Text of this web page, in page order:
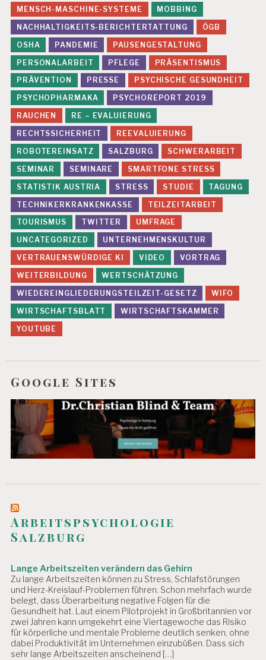
MENSCH-MASCHINE-SYSTEME
MOBBING
NACHHALTIGKEITS-BERICHTERTATTUNG
ÖGB
OSHA
PANDEMIE
PAUSENGESTALTUNG
PERSONALARBEIT
PFLEGE
PRÄSENTISMUS
PRÄVENTION
PRESSE
PSYCHISCHE GESUNDHEIT
PSYCHOPHARMAKA
PSYCHOREPORT 2019
RAUCHEN
RE – EVALUIERUNG
RECHTSSICHERHEIT
REEVALUIERUNG
ROBOTEREINSATZ
SALZBURG
SCHWERARBEIT
SEMINAR
SEMINARE
SMARTFONE STRESS
STATISTIK AUSTRIA
STRESS STUDIE
TAGUNG
TECHNIKERKRANKENKASSE
TEILZEITARBEIT
TOURISMUS
TWITTER
UMFRAGE
UNCATEGORIZED
UNTERNEHMENSKULTUR
VERTRAUENSWÜRDIGE KI
VIDEO
VORTRAG
WEITERBILDUNG
WERTSCHÄTZUNG
WIEDEREINGLIEDERUNGSTEILZEIT-GESETZ
WIFO
WIRTSCHAFTSBLATT
WIRTSCHAFTSKAMMER
YOUTUBE
Google Sites
Arbeitspsychologie
Salzburg
Lange Arbeitszeiten verändern das Gehirn
Zu lange Arbeitszeiten können zu Stress, Schlafstörungen
und Herz-Kreislauf-Problemen führen. Schon mehrfach wurde
belegt, dass Überarbeitung negative Folgen für die
Gesundheit hat. Laut einem Pilotprojekt in Großbritannien vor
zwei Jahren kann umgekehrt eine Viertagewoche das Risiko
für körperliche und mentale Probleme deutlich senken, ohne
dabei Produktivität im Unternehmen einzubüßen. Dass sich
sehr lange Arbeitszeiten anscheinend […]